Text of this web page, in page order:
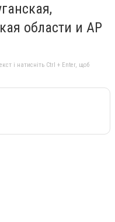
области и АР
і натисніть Ctrl + Enter, щоб